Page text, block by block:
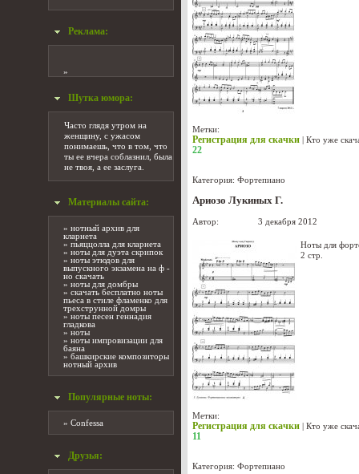
Реклама:
»
Шутка юмора:
Часто глядя утром на
женщину, с ужасом
понимаешь, что в том, что
ты ее вчера соблазнил, была
не твоя, а ее заслуга.
Материалы сайта:
» нотный архив для
кларнета
» пьяццолла для кларнета
» ноты для дуэта скрипок
» ноты этюдов для
выпускного экзамена на ф -
но скачать
» ноты для домбры
» скачать бесплатно ноты
пьеса в стиле фламенко для
трехструнной домры
»ноты песен геннадия
гладкова
» ноты
» ноты импровизации для
баяна
» башкирские композиторы
нотный архив
Популярные ноты:
» Confessa
Друзья:
Метки:
Регистрация для скачки | Кто уже
22
Категория: Фортепиано
Ариозо Лукиных Г.
Автор: 3 декабря 2012
Ноты для
2 стр.
Метки:
Регистрация для скачки | Кто уже
11
Категория: Фортепиано